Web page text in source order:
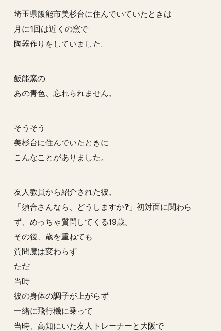
埼玉県飯能市美杉台に住んでいていたときは
月に1回は近くの窯で
陶器作りをしていました。
飯能窯の
あの青色、忘れられません。
そうそう
美杉台に住んでいたときに
こんなことがありました。
友人教員から紹介された彼。
「須合さんなら、どうしますか❓」初対面に関わら
ず、めっちゃ質問してくる19歳。
その後、歳を重ねても
質問魔は変わらず
ただ
当時
彼の身体の調子が上がらず
一緒に飛行機に乗って
当時、高知にいた友人トレーナーと大阪で